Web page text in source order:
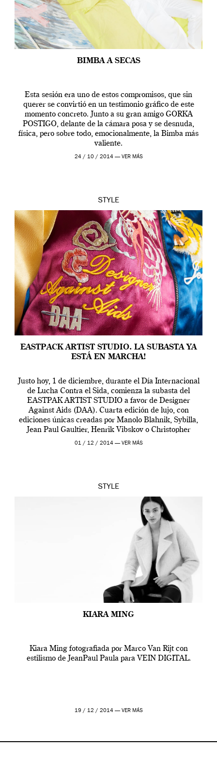
BIMBA A SECAS
Esta sesión era uno de estos compromisos, que sin
querer se convirtió en un testimonio gráfico de este
momento concreto. Junto a su gran amigo GORKA
POSTIGO, delante de la cámara posa y se desnuda,
física, pero sobre todo, emocionalmente, la Bimba más
valiente.
24 / 10 / 2014 — VER MÁS
STYLE
EASTPACK ARTIST STUDIO. LA SUBASTA YA
ESTÁ EN MARCHA!
Justo hoy, 1 de diciembre, durante el Día Internacional
de Lucha Contra el Sida, comienza la subasta del
EASTPAK ARTIST STUDIO a favor de Designer
Against Aids (DAA). Cuarta edición de lujo, con
ediciones únicas creadas por Manolo Blahnik, Sybilla,
Jean Paul Gaultier, Henrik Vibskov o Christopher
Shanon, que están disponibles a partir de hoy […]
01 / 12 / 2014 — VER MÁS
STYLE
KIARA MING
Kiara Ming fotografiada por Marco Van Rijt con
estilismo de JeanPaul Paula para VEIN DIGITAL.
19 / 12 / 2014 — VER MÁS